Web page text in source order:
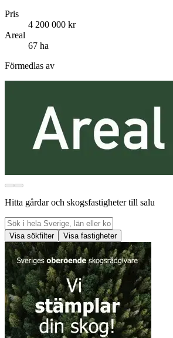
Pris
4 200 000 kr
Areal
67 ha
Förmedlas av
Hitta gårdar och skogsfastigheter till salu
Visa sökfilter Visa fastigheter